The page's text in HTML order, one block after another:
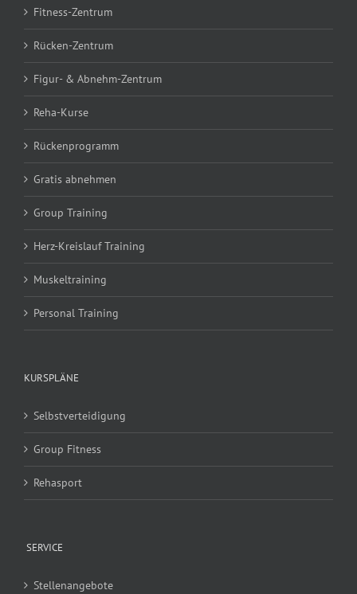
Fitness-Zentrum
Rücken-Zentrum
Figur- & Abnehm-Zentrum
Reha-Kurse
Rückenprogramm
Gratis abnehmen
Group Training
Herz-Kreislauf Training
Muskeltraining
Personal Training
KURSPLÄNE
Selbstverteidigung
Group Fitness
Rehasport
SERVICE
Stellenangebote